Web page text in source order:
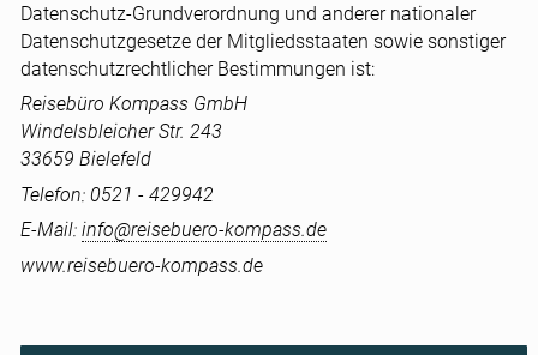
Datenschutz-Grundverordnung und anderer nationaler
Datenschutzgesetze der Mitgliedsstaaten sowie sonstiger
datenschutzrechtlicher Bestimmungen ist:
Reisebüro Kompass GmbH
Windelsbleicher Str. 243
33659 Bielefeld
Telefon: 0521 - 429942
E-Mail: info@reisebuero-kompass.de
www.reisebuero-kompass.de